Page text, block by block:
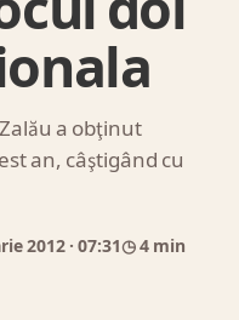
a obţinut
an, câştigând cu
2012· 07:31◷ 4 min